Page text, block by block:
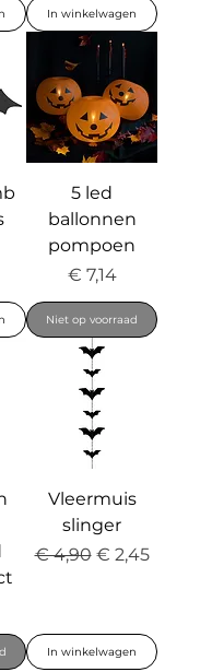
In winkelwagen
5 led
ballonnen
pompoen
Prijs
€ 7,14
Niet op voorraad
Vleermuis
slinger
Normale prijs
€ 4,90 Verkoopprijs
€ 2,45
In winkelwagen